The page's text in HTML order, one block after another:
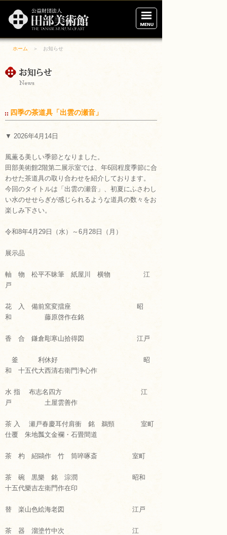
術
ホーム
展示案内
美術館の概要
財団について
ブログ
お知らせ
お問い合わせ
ホーム ＞ お知らせ
四季の茶道具「出雲の瀬音」
▼ 2026年4月14日
風薫る美しい季節となりました。
田部美術館2階第二展示室では、年6回程度季節に合
わせた茶道具の取り合わせを紹介しております。
今回のタイトルは「出雲の瀬音」、初夏にふさわし
い水のせせらぎが感じられるような道具の数々をお
楽しみ下さい。
令和8年4月29日（水）～6月28日（月）
展示品
軸 物 松平不昧筆 紙屋川 横物 江
戸
花 入 備前窯変擂座 昭
和 藤原啓作在銘
香 合 鎌倉彫寒山拾得図 江戸
釜 利休好 昭
和 十五代大西清右衛門浄心作
水 指 布志名四方 江
戸 土屋雲善作
茶 入 瀬戸春慶耳付肩衝 銘 鵜頸 室町
仕覆 朱地瓢文金襴・石畳間道
茶 杓 紹鷗作 竹 筒啐啄斎 室町
茶 碗 黒樂 銘 淙潤 昭和
十五代樂吉左衛門作在印
替 楽山色絵海老図 江戸
茶 器 溜塗竹中次 江